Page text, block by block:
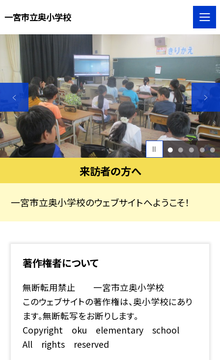
一宮市立奥小学校
1 2 3 4 5
来訪者の方へ
一宮市立奥小学校のウェブサイトへようこそ！
著作権者について
無断転用禁止 一宮市立奥小学校
このウェブサイトの著作権は、奥小学校にあり
ます。無断転写をお断りします。
Copyright oku elementary school
All rights reserved